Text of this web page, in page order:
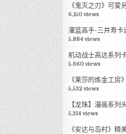
《鬼灭之刃》可爱
6,150 views
灌篮高手-三井寿卡
5,884 views
机动战士高达系列
5,660 views
《莱莎的炼金工房
5,532 views
【龙珠】漫画系列
5,314 views
《安达与岛村》精